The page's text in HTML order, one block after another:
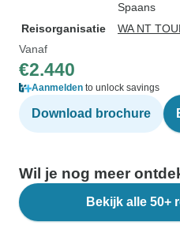
Spaans
Reisorganisatie
WA NT
Vanaf
€2.440
Aanmelden to unlock savings
Download brochure
Wil je nog meer
Bekijk alle 50+